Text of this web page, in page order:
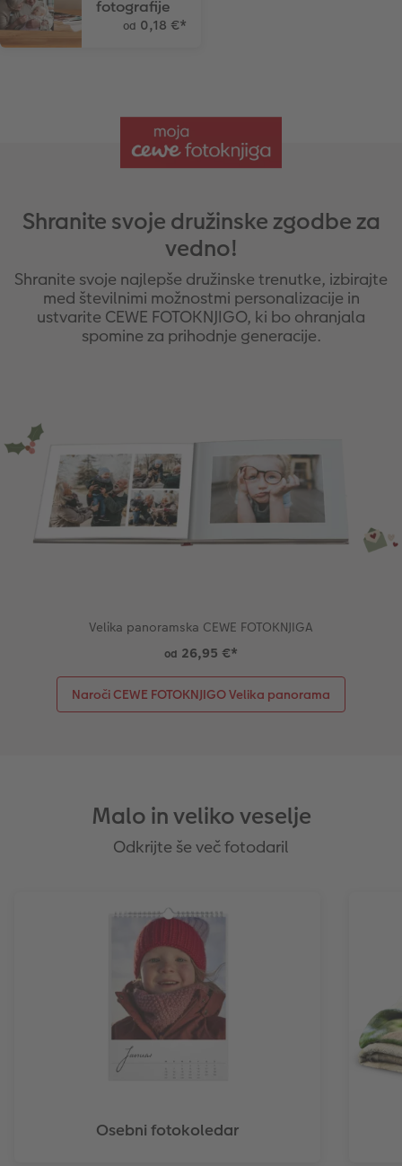
Takojšnja nalepka
Fototrak
fotografije
od 0,18 €*
Shranite svoje družinske zgodbe za
vedno!
Shranite svoje najlepše družinske trenutke, izbirajte
med številnimi možnostmi personalizacije in
ustvarite CEWE FOTOKNJIGO, ki bo ohranjala
spomine za prihodnje generacije.
Velika panoramska CEWE FOTOKNJIGA
od 26,95 €*
Naroči CEWE FOTOKNJIGO Velika panorama
Malo in veliko veselje
Odkrijte še več fotodaril
Osebni fotokoledar